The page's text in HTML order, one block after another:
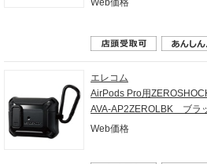
エレコム
AirPods Pro用
AVA-AP2ZEROLBK ブラ
Web価格